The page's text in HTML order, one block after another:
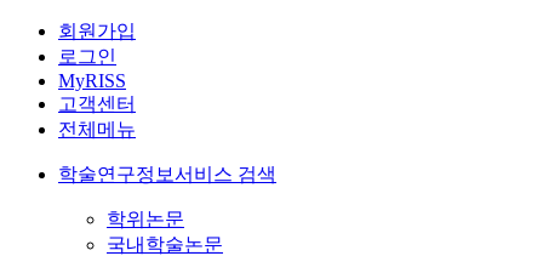
회원가입
로그인
MyRISS
고객센터
전체메뉴
학술연구정보서비스 검색
학위논문
국내학술논문